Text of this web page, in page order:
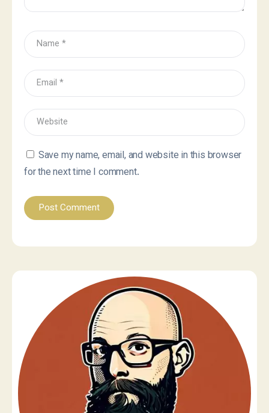
Save my name, email, and website in this browser
for the next time I comment.